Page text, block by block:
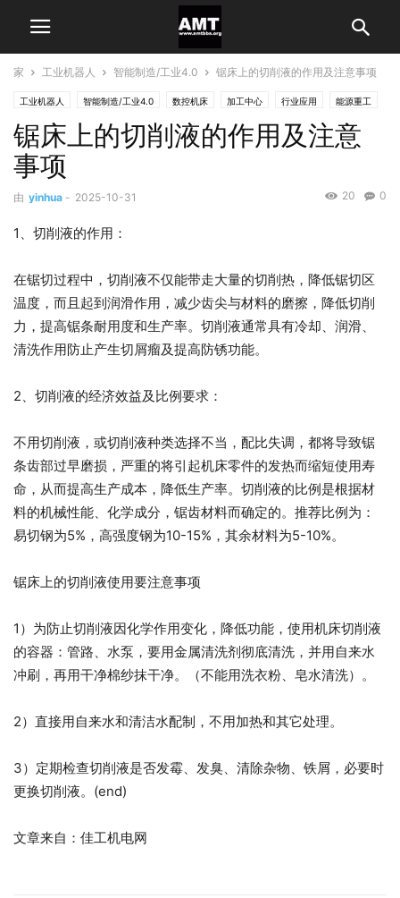
家 工业机器人 智能制造/工业4.0 锯床上的切削液的作用及注意事项
工业机器人 智能制造/工业4.0 数控机床 加工中心 行业应用 能源重工
锯床上的切削液的作用及注意
事项
由 yinhua - 2025-10-31 0
20
1、切削液的作用：
在锯切过程中，切削液不仅能带走大量的切削热，降低锯切区
温度，而且起到润滑作用，减少齿尖与材料的磨擦，降低切削
力，提高锯条耐用度和生产率。切削液通常具有冷却、润滑、
清洗作用防止产生切屑瘤及提高防锈功能。
2、切削液的经济效益及比例要求：
不用切削液，或切削液种类选择不当，配比失调，都将导致锯
条齿部过早磨损，严重的将引起机床零件的发热而缩短使用寿
命，从而提高生产成本，降低生产率。切削液的比例是根据材
料的机械性能、化学成分，锯齿材料而确定的。推荐比例为：
易切钢为5%，高强度钢为10-15%，其余材料为5-10%。
锯床上的切削液使用要注意事项
1）为防止切削液因化学作用变化，降低功能，使用机床切削液
的容器：管路、水泵，要用金属清洗剂彻底清洗，并用自来水
冲刷，再用干净棉纱抹干净。（不能用洗衣粉、皂水清洗）。
2）直接用自来水和清洁水配制，不用加热和其它处理。
3）定期检查切削液是否发霉、发臭、清除杂物、铁屑，必要时
更换切削液。(end)
文章来自：佳工机电网